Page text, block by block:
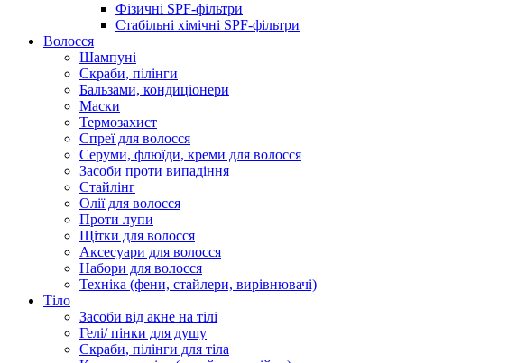
Фізичні SPF-фільтри
Стабільні хімічні SPF-фільтри
Волосся
Шампуні
Скраби, пілінги
Бальзами, кондиціонери
Маски
Термозахист
Спреї для волосся
Серуми, флюїди, креми для волосся
Засоби проти випадіння
Стайлінг
Олії для волосся
Проти лупи
Щітки для волосся
Аксесуари для волосся
Набори для волосся
Техніка (фени, стайлери, вирівнювачі)
Тіло
Засоби від акне на тілі
Гелі/ пінки для душу
Скраби, пілінги для тіла